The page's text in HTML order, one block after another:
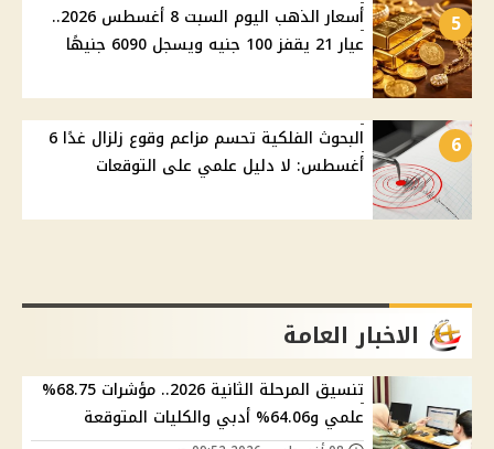
5
أسعار الذهب اليوم السبت 8 أغسطس 2026..
عيار 21 يقفز 100 جنيه ويسجل 6090 جنيهًا
6
البحوث الفلكية تحسم مزاعم وقوع زلزال غدًا 6
أغسطس: لا دليل علمي على التوقعات
الاخبار العامة
تنسيق المرحلة الثانية 2026.. مؤشرات 68.75%
علمي و64.06% أدبي والكليات المتوقعة